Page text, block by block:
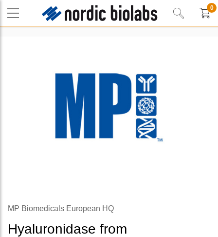
0
MP Biomedicals European HQ
Hyaluronidase from